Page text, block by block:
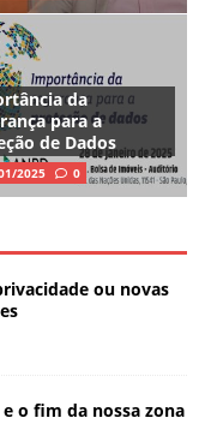
da
para a
de Dados
2025 0
ou novas
o fim da nossa zona